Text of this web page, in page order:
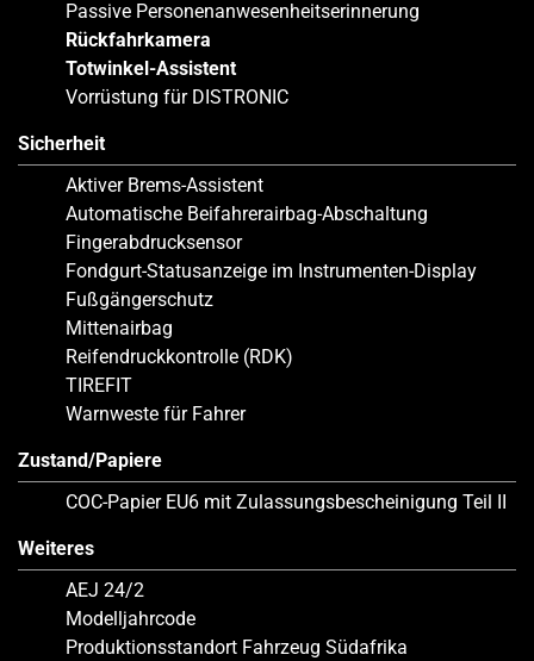
Passive Personenanwesenheitserinnerung
Rückfahrkamera
Totwinkel-Assistent
Vorrüstung für DISTRONIC
Sicherheit
Aktiver Brems-Assistent
Automatische Beifahrerairbag-Abschaltung
Fingerabdrucksensor
Fondgurt-Statusanzeige im Instrumenten-Display
Fußgängerschutz
Mittenairbag
Reifendruckkontrolle (RDK)
TIREFIT
Warnweste für Fahrer
Zustand/Papiere
COC-Papier EU6 mit Zulassungsbescheinigung Teil II
Weiteres
AEJ 24/2
Modelljahrcode
Produktionsstandort Fahrzeug Südafrika